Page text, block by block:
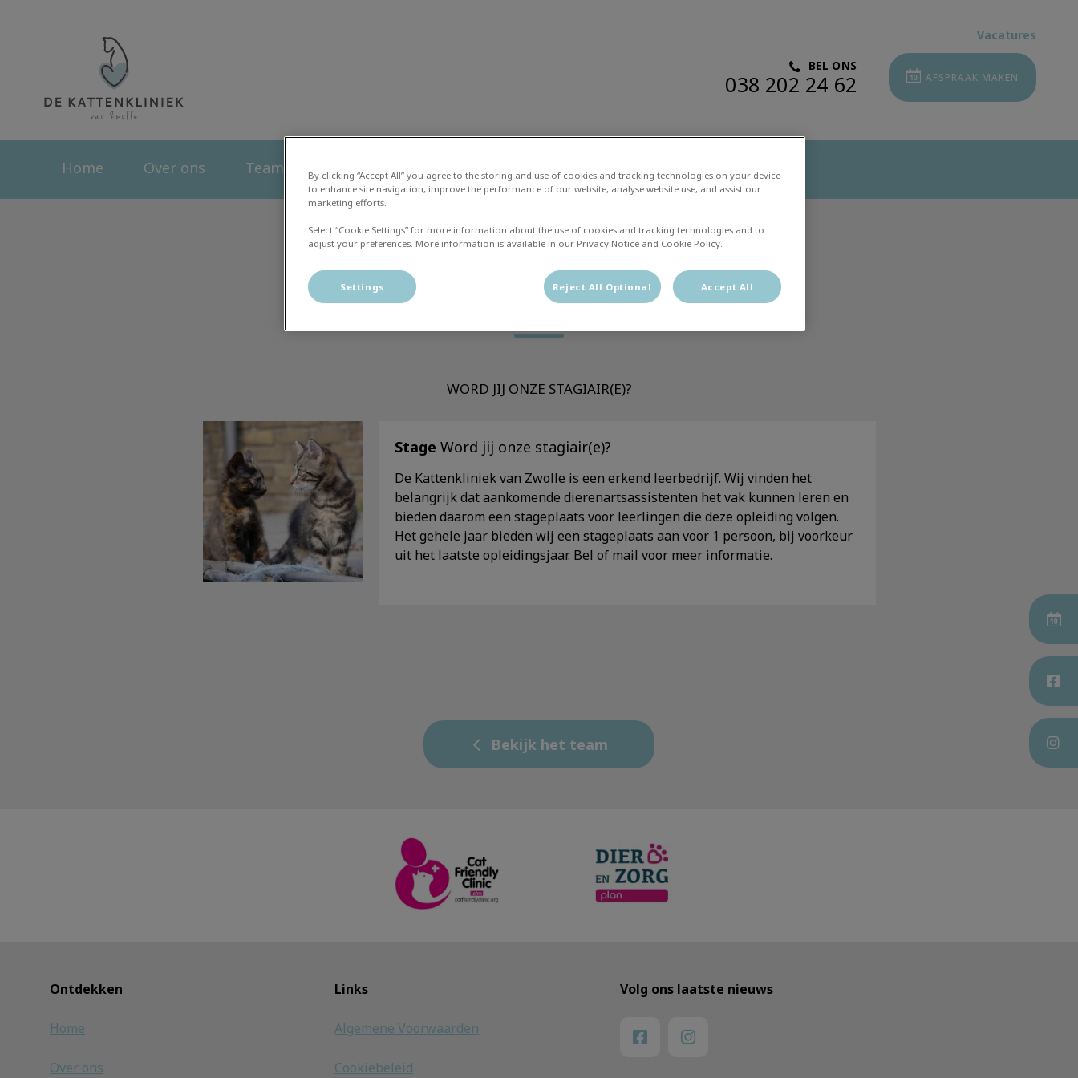
Vacatures
BEL ONS
038 202 24 62 AFSPRAAK MAKEN
Home Over ons Team Dier en Zorg Plan Vacatures Contact
Stage
WORD JIJ ONZE STAGIAIR(E)?
Stage Word jij onze stagiair(e)?
De Kattenkliniek van Zwolle is een erkend leerbedrijf. Wij vinden het
belangrijk dat aankomende dierenartsassistenten het vak kunnen leren en
bieden daarom een stageplaats voor leerlingen die deze opleiding volgen.
Het gehele jaar bieden wij een stageplaats aan voor 1 persoon, bij voorkeur
uit het laatste opleidingsjaar. Bel of mail voor meer informatie.
Bekijk het team
Ontdekken
Home
Over ons
Links
Algemene Voorwaarden
Cookiebeleid
Volg ons laatste nieuws
By clicking “Accept All” you agree to the storing and use of cookies and tracking technologies on your device
to enhance site navigation, improve the performance of our website, analyse website use, and assist our
marketing efforts.
Select “Cookie Settings” for more information about the use of cookies and tracking technologies and to
adjust your preferences. More information is available in our Privacy Notice and Cookie Policy.
Settings Reject All Optional Accept All